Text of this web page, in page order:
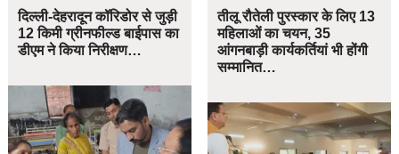
दिल्ली-देहरादून कॉरिडोर से जुड़ी
12 किमी ग्रीनफील्ड बाईपास का
डीएम ने किया निरीक्षण…
तीलू रौतेली पुरस्कार के लिए 13
महिलाओं का चयन, 35
आंगनबाड़ी कार्यकर्तियां भी होंगी
सम्मानित…